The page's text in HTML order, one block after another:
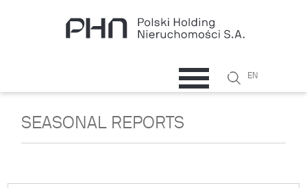
Formularz
SzukajEN
SEASONAL REPORTS